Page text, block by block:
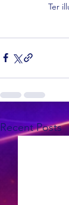
Ter
Recent Posts